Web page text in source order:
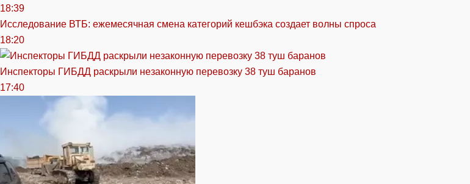
18:39
Исследование ВТБ: ежемесячная смена категорий кешбэка создает волны спроса
18:20
Инспекторы ГИБДД раскрыли незаконную перевозку 38 туш баранов
17:40